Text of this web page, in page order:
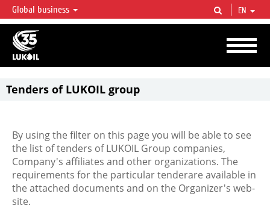
LUKOIL OVERVIEW
LUKOIL is one of the largest oil & gas vertical integrated companies in the world
accounting for over 2% of crude production and circa 1% of proved hydrocarbon
reserves globally.
Global business EN
Tenders of LUKOIL group
By using the filter on this page you will be able to see
the list of tenders of LUKOIL Group companies,
Company's affiliates and other organizations. The
requirements for the particular tenderare available in
the attached documents and on the Organizer's web-
site.